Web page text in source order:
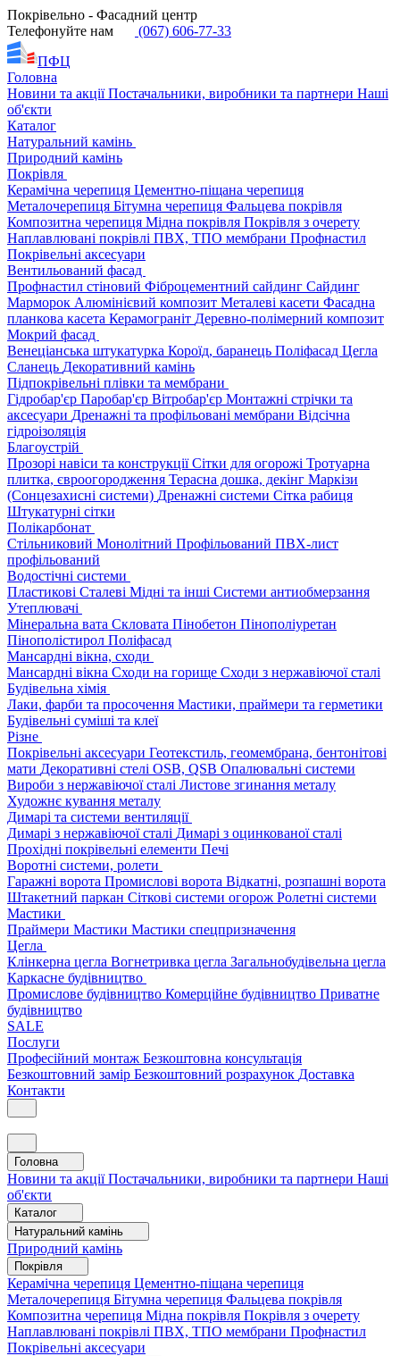
Покрівельно - Фасадний центр
Телефонуйте нам
(067) 606-77-33
ПФЦ
Головна
Новини та акціїПостачальники, виробники та партнери Наші
об'єкти
Каталог
Натуральний камінь
Природний камінь
Покрівля
Керамічна черепиця Цементно-піщана черепиця
Металочерепиця Бітумна черепиця Фальцева покрівля
Композитна черепиця Мідна покрівля Покрівля з очерету
Наплавлювані покрівлі ПВХ, ТПО мембрани Профнастил
Покрівельні аксесуари
Вентильований фасад
Профнастил стіновий Фіброцементний сайдинг Сайдинг
Марморок Алюмінієвий композит Металеві касети Фасадна
планкова касета Керамограніт Деревно-полімерний композит
Мокрий фасад
Венеціанська штукатурка Короїд, баранець Поліфасад Цегла
Сланець Декоративний камінь
Підпокрівельні плівки та мембрани
Гідробар'єр Паробар'єр Вітробар'єр Монтажні стрічки та
аксесуари Дренажні та профільовані мембрани Відсічна
гідроізоляція
Благоустрій
Прозорі навіси та конструкціїСітки для огорожі Тротуарна
плитка, євроогородження Терасна дошка, декінг Маркізи
(Сонцезахисні системи) Дренажні системи Сітка рабиця
Штукатурні сітки
Полікарбонат
Стільниковий Монолітний Профільований ПВХ-лист
профільований
Водостічні системи
Пластикові Сталеві Мідні та інші Системи антиобмерзання
Утеплювачі
Мінеральна вата Скловата Пінобетон Пінополіуретан
Пінополістирол Поліфасад
Мансардні вікна, сходи
Мансардні вікна Сходи на горище Сходи з нержавіючої сталі
Будівельна хімія
Лаки, фарби та просочення Мастики, праймери та герметики
Будівельні суміші та клеї
Різне
Покрівельні аксесуари Геотекстиль, геомембрана, бентонітові
мати Декоративні стелі OSB, QSB Опалювальні системи
Вироби з нержавіючої сталі Листове згинання металу
Художнє кування металу
Димарі та системи вентиляції
Димарі з нержавіючої сталі Димарі з оцинкованої сталі
Прохідні покрівельні елементи Печі
Воротні системи, ролети
Гаражні ворота Промислові ворота Відкатні, розпашні ворота
Штакетний паркан Сіткові системи огорож Ролетні системи
Мастики
Праймери Мастики Мастики спецпризначення
Цегла
Клінкерна цегла Вогнетривка цегла Загальнобудівельна цегла
Каркасне будівництво
Промислове будівництво Комерційне будівництво Приватне
будівництво
SALE
Послуги
Професійний монтаж Безкоштовна консультація
Безкоштовний замір Безкоштовний розрахунок Доставка
Контакти
Головна
Новини та акціїПостачальники, виробники та партнери Наші
об'єкти
Каталог
Натуральний камінь
Природний камінь
Покрівля
Керамічна черепиця Цементно-піщана черепиця
Металочерепиця Бітумна черепиця Фальцева покрівля
Композитна черепиця Мідна покрівля Покрівля з очерету
Наплавлювані покрівлі ПВХ, ТПО мембрани Профнастил
Покрівельні аксесуари